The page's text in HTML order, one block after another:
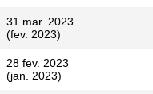
31 mar. 2023
(fev. 2023)
28 fev. 2023
(jan. 2023)